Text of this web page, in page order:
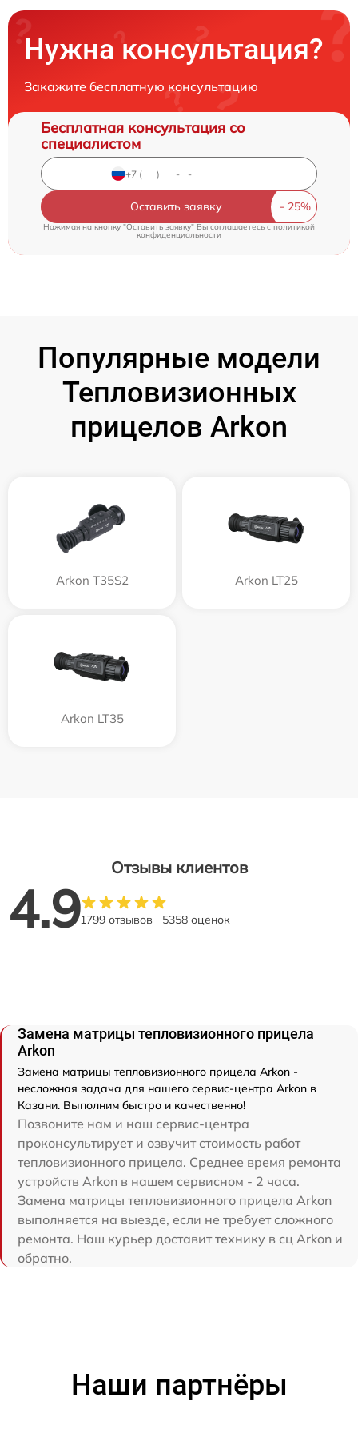
Нужна консультация?
Закажите бесплатную консультацию
Бесплатная консультация со
специалистом
Оставить заявку
Нажимая на кнопку "Оставить заявку" Вы соглашаетесь cполитикой
конфиденциальности
Популярные модели
Тепловизионных
прицелов Arkon
Arkon T35S2 Arkon LT25
Arkon LT35
Отзывы клиентов
4.91799 отзывов 5358 оценок
Замена матрицы тепловизионного прицела
Arkon
Замена матрицы тепловизионного прицела Arkon -
несложная задача для нашего сервис-центра Arkon в
Казани. Выполним быстро и качественно!
Позвоните нам и наш сервис-центра
проконсультирует и озвучит стоимость работ
тепловизионного прицела. Среднее время ремонта
устройств Arkon в нашем сервисном - 2 часа.
Замена матрицы тепловизионного прицела Arkon
выполняется на выезде, если не требует сложного
ремонта. Наш курьер доставит технику в сц Arkon и
обратно.
Наши партнёры